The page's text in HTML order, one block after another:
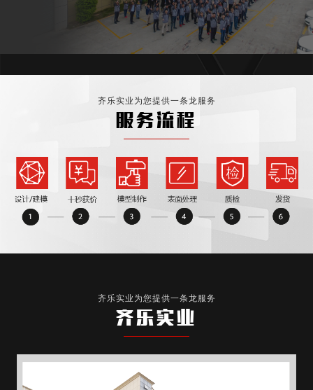
齐乐实业为您提供一条龙服务
服务流程
齐乐实业为您提供一条龙服务
齐乐实业